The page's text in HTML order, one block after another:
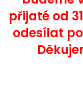
přijaté od
odesílat